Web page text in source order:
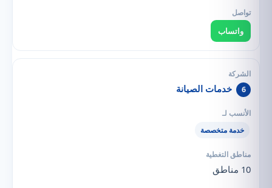
واتساب
6 خدمات الصيانة
خدمة متخصصة
10 مناطق